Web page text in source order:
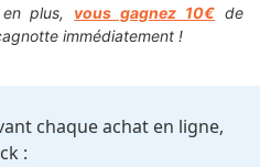
plus, vous gagnez 10€ de
immédiatement !
chaque achat en ligne,
: